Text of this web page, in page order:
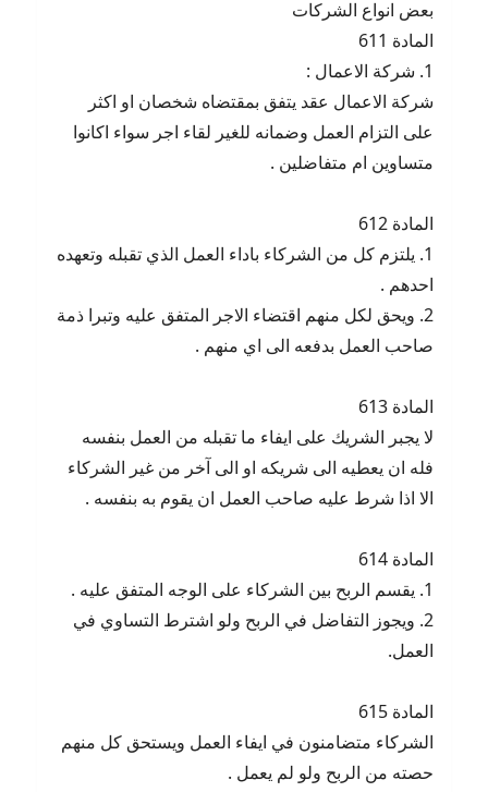
فيه
مساس
أو
العام
بعض انواع الشركات
المادة 611
1. شركة الاعمال :
شركة الاعمال عقد يتفق بمقتضاه شخصان او اكثر
على التزام العمل وضمانه للغير لقاء اجر سواء اكانوا
متساوين ام متفاضلين .
المادة 612
1. يلتزم كل من الشركاء باداء العمل الذي تقبله وتعهده
احدهم .
2. ويحق لكل منهم اقتضاء الاجر المتفق عليه وتبرا ذمة
صاحب العمل بدفعه الى اي منهم .
المادة 613
لا يجبر الشريك على ايفاء ما تقبله من العمل بنفسه
فله ان يعطيه الى شريكه او الى آخر من غير الشركاء
الا اذا شرط عليه صاحب العمل ان يقوم به بنفسه .
المادة 614
1. يقسم الربح بين الشركاء على الوجه المتفق عليه .
2. ويجوز التفاضل في الربح ولو اشترط التساوي في
العمل.
المادة 615
الشركاء متضامنون في ايفاء العمل ويستحق كل منهم
حصته من الربح ولو لم يعمل .